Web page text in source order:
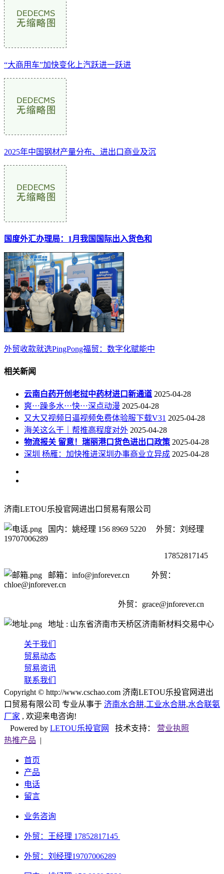
“大商用车”加快变化上汽跃进一跃进
2025年中国钢材产量分布、进出口商业及沉
国度外汇办理局：1月我国国际出入货色和
外贸收款就选PingPong福贸：数字化赋能中
相关新闻
云南白药开创老挝中药材进口新通道 2025-04-28
爽⋯躁多水⋯快⋯深点动漫 2025-04-28
又大又视频日逼视频免费体验服下载V31 2025-04-28
海关这么干｜帮推高程度对外 2025-04-28
物流报关 留意！瑞丽港口货色进出口政策 2025-04-28
深圳 杨雁：加快推进深圳办事商业立异成 2025-04-28
济南LETOU乐投官网进出口贸易有限公司
国内：姚经理 156 8969 5220 外贸：刘经理
19707006289
17852817145
邮箱：info@jnforever.cn 外贸：
chloe@jnforever.cn
外贸： grace@jnforever.cn
地址 : 山东省济南市天桥区济南新材料交易中心
关于我们
贸易动态
贸易资讯
联系我们
Copyright © http://www.cschao.com 济南LETOU乐投官网进出
口贸易有限公司 专业从事于 济南水合肼,工业水合肼,水合联氨
厂家 , 欢迎来电咨询!
Powered by LETOU乐投官网 技术支持： 营业执照
热推产品 |
首页
产品
电话
留言
业务咨询
外贸：王经理 17852817145
外贸：刘经理19707006289